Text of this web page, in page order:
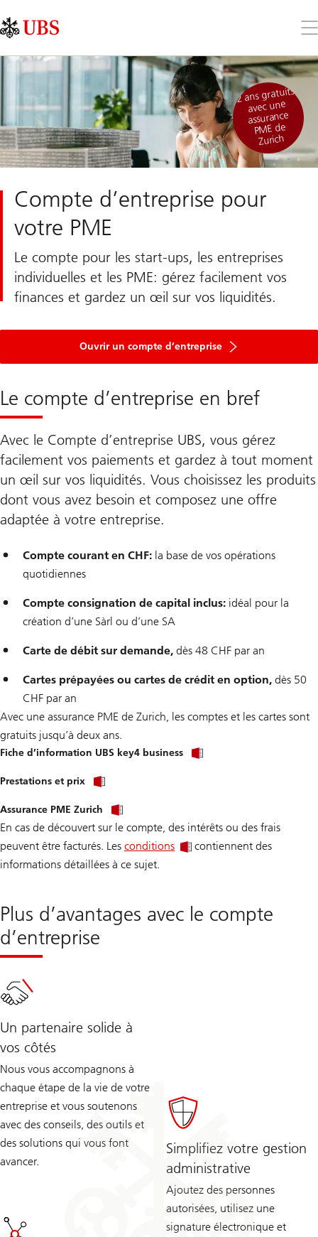
Links
Area
le
2 ans gratuits
avec une
assurance
PME de
Zurich
Compte d’entreprise pour
votre PME
Le compte pour les start-ups, les entreprises
individuelles et les PME: gérez facilement vos
finances et gardez un œil sur vos liquidités.
Ouvrir un compte d’entreprise
Le compte d’entreprise en bref
Avec le Compte d’entreprise UBS, vous gérez
facilement vos paiements et gardez à tout moment
un œil sur vos liquidités. Vous choisissez les produits
dont vous avez besoin et composez une offre
adaptée à votre entreprise.
Compte courant en CHF: la base de vos opérations
quotidiennes
Compte consignation de capital inclus: idéal pour la
création d’une Sàrl ou d’une SA
Carte de débit sur demande, dès 48 CHF par an
Cartes prépayées ou cartes de crédit en option, dès 50
CHF par an
Avec une assurance PME de Zurich, les comptes et les cartes sont
gratuits jusqu’à deux ans.
Fiche d’information UBS key4 business
Prestations et prix
Assurance PME Zurich
En cas de découvert sur le compte, des intérêts ou des frais
peuvent être facturés. Les conditions
contiennent des
informations détaillées à ce sujet.
Plus d’avantages avec le compte
d’entreprise
Un partenaire solide à
vos côtés
Nous vous accompagnons à
chaque étape de la vie de votre
entreprise et vous soutenons
avec des conseils, des outils et
des solutions qui vous font
avancer.
Simplifiez votre gestion
administrative
Ajoutez des personnes
autorisées, utilisez une
signature électronique et